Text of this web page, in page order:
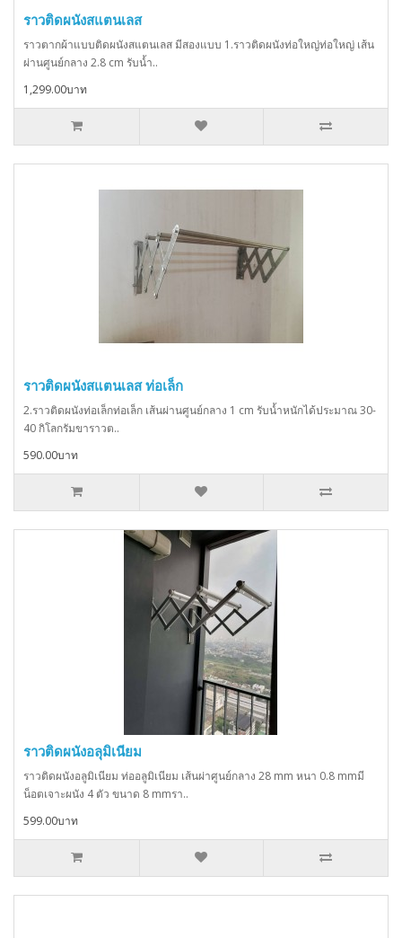
ราวติดผนังสแตนเลส
ราวตากผ้าแบบติดผนังสแตนเลส มีสองแบบ 1.ราวติดผนังท่อใหญ่ท่อใหญ่ เส้น
ผ่านศูนย์กลาง 2.8 cm รับน้ำ..
1,299.00บาท
ราวติดผนังสแตนเลส ท่อเล็ก
2.ราวติดผนังท่อเล็กท่อเล็ก เส้นผ่านศูนย์กลาง 1 cm รับน้ำหนักได้ประมาณ 30-
40 กิโลกรัมขาราวต..
590.00บาท
ราวติดผนังอลุมิเนียม
ราวติดผนังอลูมิเนียม ท่ออลูมิเนียม เส้นผ่าศูนย์กลาง 28 mm หนา 0.8 mmมี
น็อตเจาะผนัง 4 ตัว ขนาด 8 mmรา..
599.00บาท